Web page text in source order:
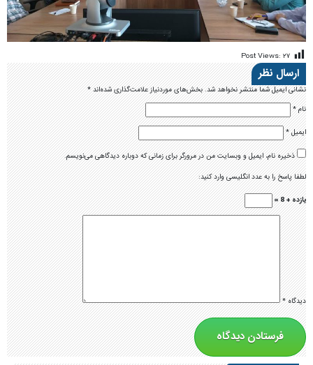
Post Views: ۲۷
ارسال نظر
نشانی ایمیل شما منتشر نخواهد شد.بخش‌های موردنیاز علامت‌گذاری شده‌اند*
نام*
ایمیل*
ذخیره نام، ایمیل و وبسایت من در مرورگر برای زمانی که دوباره دیدگاهی می‌نویسم.
لطفا پاسخ را به عدد انگلیسی وارد کنید:
یازده + 8 =
دیدگاه*